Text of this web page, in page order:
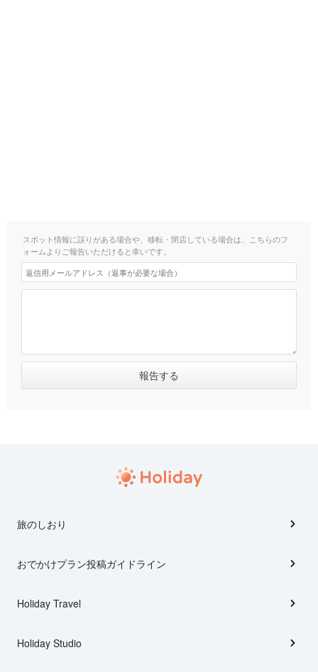
スポット情報に誤りがある場合や、移転・閉店している場合は、こちらのフ
ォームよりご報告いただけると幸いです。
旅のしおり
おでかけプラン投稿ガイドライン
Holiday Travel
Holiday Studio